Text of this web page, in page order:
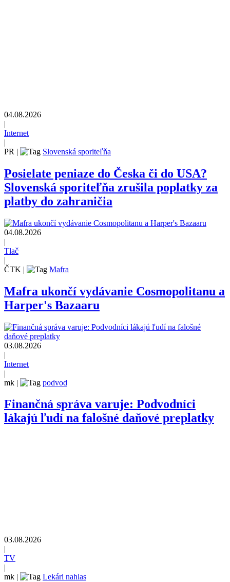
04.08.2026
|
Internet
|
PR | Slovenská sporiteľňa
Posielate peniaze do Česka či do USA?
Slovenská sporiteľňa zrušila poplatky za
platby do zahraničia
04.08.2026
|
Tlač
|
ČTK | Mafra
Mafra ukončí vydávanie Cosmopolitanu a
Harper's Bazaaru
03.08.2026
|
Internet
|
mk | podvod
Finančná správa varuje: Podvodníci
lákajú ľudí na falošné daňové preplatky
03.08.2026
|
TV
|
mk | Lekári nahlas